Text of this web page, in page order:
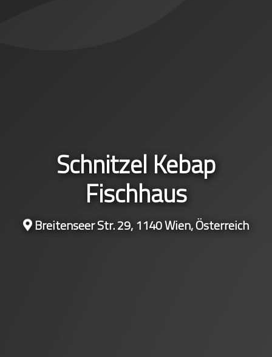
Schnitzel Kebap
Fischhaus
Breitenseer Str. 29, 1140 Wien, Österreich